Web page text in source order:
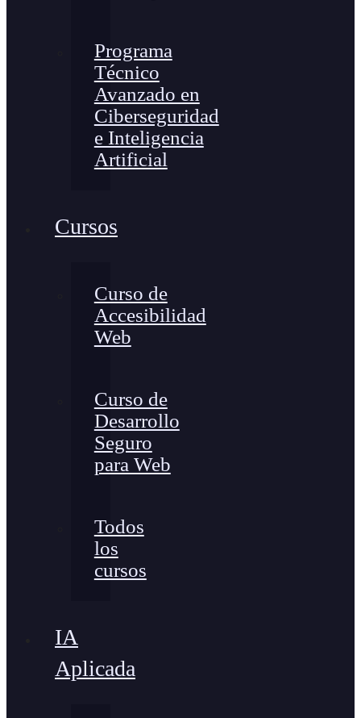
Programa
Técnico
Avanzado en
Ciberseguridad
e Inteligencia
Artificial
Cursos
Curso de
Accesibilidad
Web
Curso de
Desarrollo
Seguro
para Web
Todos
los
cursos
IA
Aplicada